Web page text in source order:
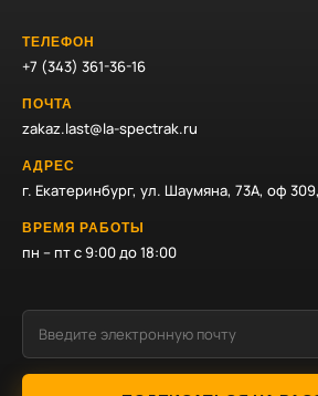
ТЕЛЕФОН
+7 (343) 361-36-16
ПОЧТА
zakaz.last@la-spectrak.ru
АДРЕС
г. Екатеринбург, ул. Шаумяна, 73А, оф
ВРЕМЯ РАБОТЫ
пн – пт с 9:00 до 18:00